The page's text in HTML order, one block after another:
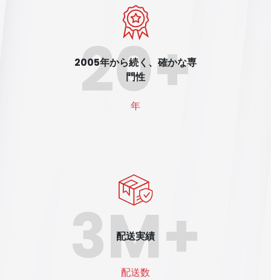
20+
2005年から続く、確かな専
門性
年
3M+
配送実績
配送数